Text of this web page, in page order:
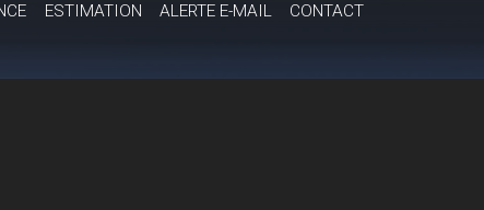
ESTIMATION ALERTE E-MAIL CONTACT